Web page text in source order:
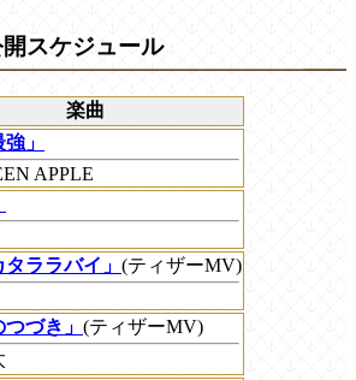
スケジュール
楽曲
」
APPLE
タララバイ」 (ティザーMV)
つづき」 (ティザーMV)